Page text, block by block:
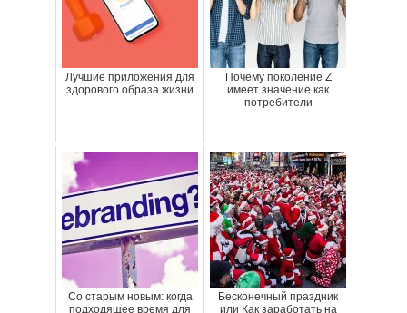
Лучшие приложения для
здорового образа жизни
Почему поколение Z
имеет значение как
потребители
Со старым новым: когда
подходящее время для
Бесконечный праздник
или Как заработать на